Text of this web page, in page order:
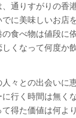
通りすがりの香
に美味しいお店
食べ物は値段に
くなって何度か
々との出会いに
行く時間は無く
得た価値は何よ